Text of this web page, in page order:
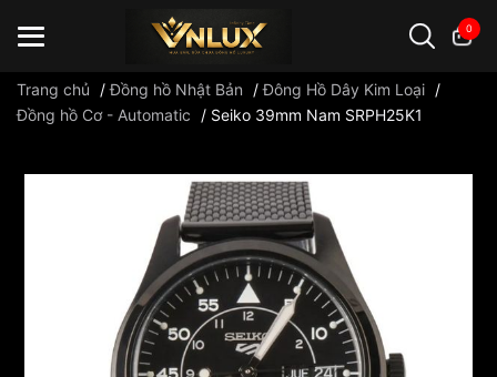
0
Trang chủ /Đồng hồ Nhật Bản /Đông Hồ Dây Kim Loại /
Đồng hồ Cơ - Automatic
/ Seiko 39mm Nam SRPH25K1